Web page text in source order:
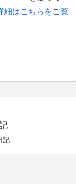
細はこちらをご覧
記.